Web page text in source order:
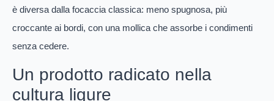
è diversa dalla focaccia classica: meno spugnosa, più
croccante ai bordi, con una mollica che assorbe i condimenti
senza cedere.
Un prodotto radicato nella
cultura ligure